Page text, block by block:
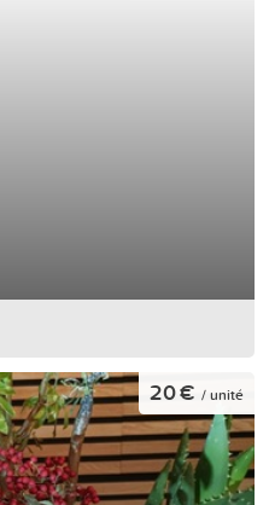
20 € / unité